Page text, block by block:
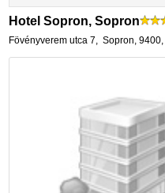
Hotel Sopron, Sopron
Fövényverem utca 7, Sopron,9400,